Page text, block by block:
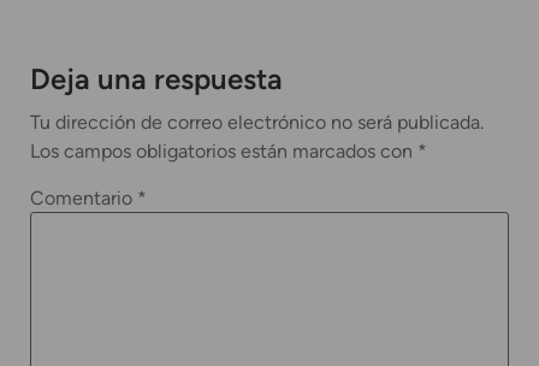
Deja una respuesta
Tu dirección de correo electrónico no será publicada.
Los campos obligatorios están marcados con *
Comentario *